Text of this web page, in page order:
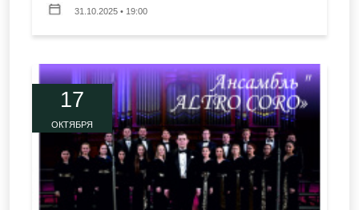
31.10.2025 • 19:00
17
ОКТЯБРЯ